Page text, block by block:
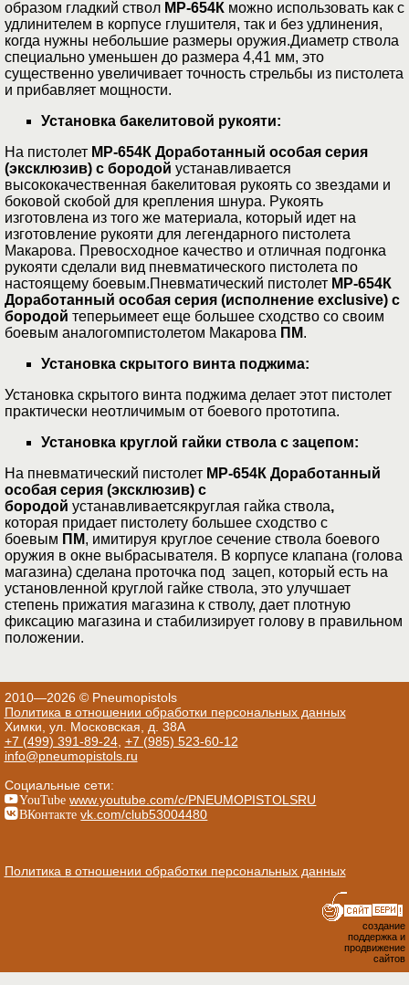
образом гладкий ствол МР-654К можно использовать как с
удлинителем в корпусе глушителя, так и без удлинения,
когда нужны небольшие размеры оружия.Диаметр ствола
специально уменьшен до размера 4,41 мм, это
существенно увеличивает точность стрельбы из пистолета
и прибавляет мощности.
Установка бакелитовой рукояти:
На пистолет МР-654К Доработанный особая серия
(эксклюзив) с бородой устанавливается
высококачественная бакелитовая рукоять со звездами и
боковой скобой для крепления шнура. Рукоять
изготовлена из того же материала, который идет на
изготовление рукояти для легендарного пистолета
Макарова. Превосходное качество и отличная подгонка
рукояти сделали вид пневматического пистолета по
настоящему боевым.Пневматический пистолет МР-654К
Доработанный особая серия (исполнение exclusive) с
бородой теперьимеет еще большее сходство со своим
боевым аналогомпистолетом Макарова ПМ.
Установка скрытого винта поджима:
Установка скрытого винта поджима делает этот пистолет
практически неотличимым от боевого прототипа.
Установка круглой гайки ствола с зацепом:
На пневматический пистолет МР-654К Доработанный
особая серия (эксклюзив) с
бородой устанавливаетсякруглая гайка ствола,
которая придает пистолету большее сходство с
боевым ПМ, имитируя круглое сечение ствола боевого
оружия в окне выбрасывателя. В корпусе клапана (голова
магазина) сделана проточка под зацеп, который есть на
установленной круглой гайке ствола, это улучшает
степень прижатия магазина к стволу, дает плотную
фиксацию магазина и стабилизирует голову в правильном
положении.
2010—2026 © Pneumopistols
Политика в отношении обработки персональных данных
Химки, ул. Московская, д. 38А
+7 (499) 391-89-24, +7 (985) 523-60-12
info@pneumopistols.ru
Социальные сети:
YouTube www.youtube.com/c/PNEUMOPISTOLSRU
ВКонтакте vk.com/club53004480
Политика в отношении обработки персональных данных
создание
поддержка и
продвижение
сайтов